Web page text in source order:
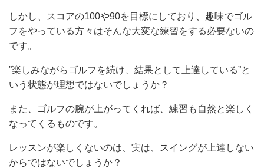
しかし、スコアの100や90を目標にしており、趣味でゴル
フをやっている方々はそんな大変な練習をする必要ないの
です。
”楽しみながらゴルフを続け、結果として上達している”と
いう状態が理想ではないでしょうか？
また、ゴルフの腕が上がってくれば、練習も自然と楽しく
なってくるものです。
レッスンが楽しくないのは、実は、スイングが上達しない
からではないでしょうか？